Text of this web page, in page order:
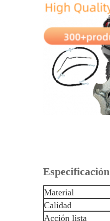
Especificación
Material
Calidad
Acción lista